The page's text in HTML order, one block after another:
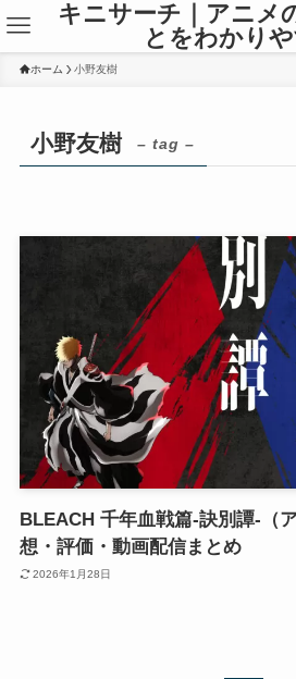
キニサーチ｜アニメ
とをわかりや
ホーム 小野友樹
小野友樹 – tag –
BLEACH 千年血戦篇-訣別譚-（
想・評価・動画配信まとめ
2026年1月28日